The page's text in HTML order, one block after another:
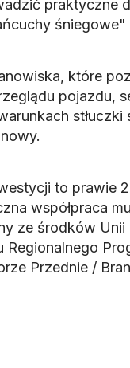
praktyczne
śniegowe"
które
pojazdu,
to prawie
współpraca
ze środków Unii
Przednie /